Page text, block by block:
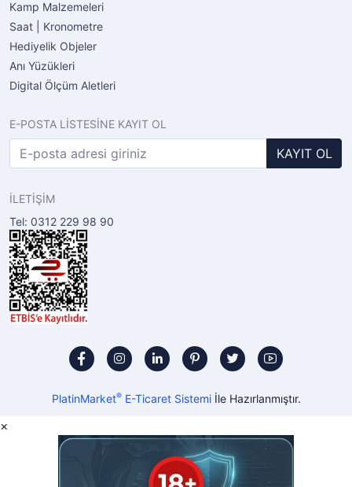
Kamp Malzemeleri
Saat | Kronometre
Hediyelik Objeler
Anı Yüzükleri
Digital Ölçüm Aletleri
E-POSTA LİSTESİNE KAYIT OL
KAYIT OL
İLETİŞİM
Tel: 0312 229 98 90
PlatinMarket®E-Ticaret Sistemiİle Hazırlanmıştır.
×